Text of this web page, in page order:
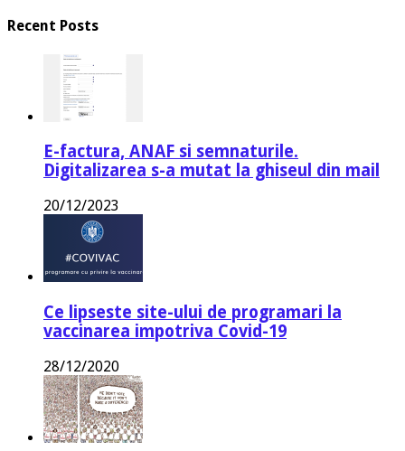
Recent Posts
E-factura, ANAF si semnaturile.
Digitalizarea s-a mutat la ghiseul din mail
20/12/2023
Ce lipseste site-ului de programari la
vaccinarea impotriva Covid-19
28/12/2020